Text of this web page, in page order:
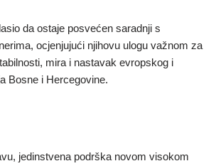
da ostaje posvećen saradnji s
ocjenjujući njihovu ulogu važnom za
mira i nastavak evropskog i
Bosne i Hercegovine.
jedinstvena podrška novom visokom